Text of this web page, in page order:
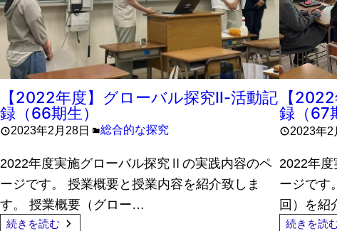
【2022年度】グローバル探究Ⅱ-活動記
録（66期生）
2023年2月28日 総合的な探究
2022年度実施グローバル探究Ⅱの実践内容のペ
ージです。 授業概要と授業内容を紹介致しま
す。 授業概要（グロー…
続きを読む
【
録（67
2023年2
2022年
ージです
回）を紹
続きを読